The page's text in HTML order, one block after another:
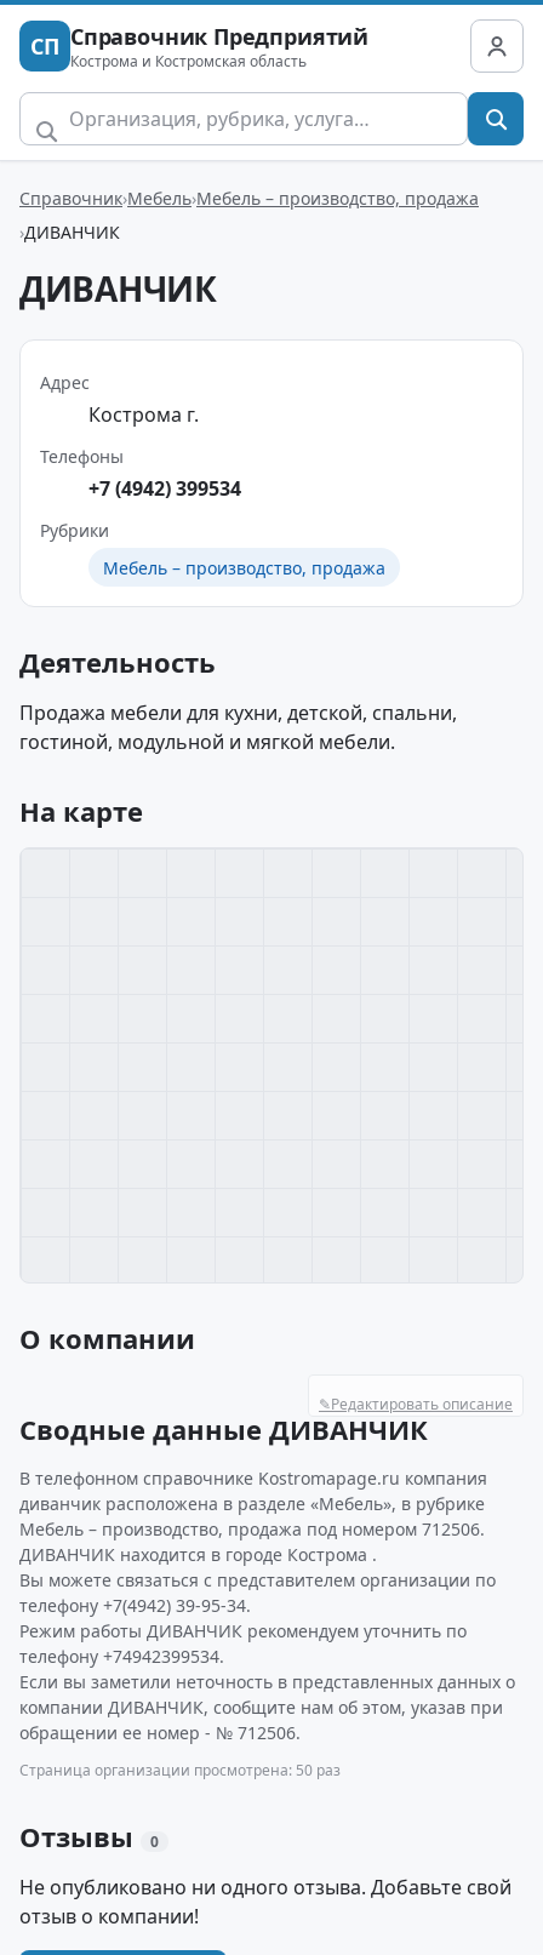
СП Справочник Предприятий
Кострома и Костромская область
Справочник Мебель Мебель – производство, продажа
ДИВАНЧИК
ДИВАНЧИК
Адрес
Кострома г.
Телефоны
+7 (4942) 399534
Рубрики
Мебель – производство, продажа
Деятельность
Продажа мебели для кухни, детской, спальни,
гостиной, модульной и мягкой мебели.
На карте
О компании
✎Редактировать описание
Сводные данные ДИВАНЧИК
В телефонном справочнике Kostromapage.ru компания
диванчик расположена в разделе «Мебель», в рубрике
Мебель – производство, продажа под номером 712506.
ДИВАНЧИК находится в городе Кострома .
Вы можете связаться с представителем организации по
телефону +7(4942) 39-95-34.
Режим работы ДИВАНЧИК рекомендуем уточнить по
телефону +74942399534.
Если вы заметили неточность в представленных данных о
компании ДИВАНЧИК, сообщите нам об этом, указав при
обращении ее номер - № 712506.
Страница организации просмотрена: 50 раз
Отзывы 0
Не опубликовано ни одного отзыва. Добавьте свой
отзыв о компании!